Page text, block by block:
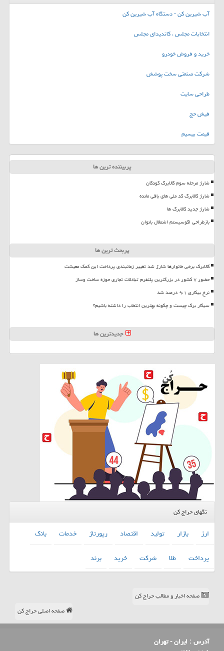
آب شیرین کن - دستگاه آب شیرین کن
انتخابات مجلس ، کاندیدای مجلس
خرید و فروش خودرو
شرکت صنعتی سخت پوشش
طراحی سایت
فیش حج
قیمت بیسیم
پربیننده ترین ها
شارژ مرحله سوم کالابرگ کودکان
شارژ کالابرگ کد ملی های باقی مانده
شارژ جدید کالابرگ ها
بازطراحی اکوسیستم اشتغال بانوان
پربحث ترین ها
کالابرگ برخی خانوارها شارژ شد تغییر زمانبندی پرداخت این کمک معیشت
حضور ۷ کشور در بزرگترین پلتفرم تبادلات تجاری حوزه ساخت وساز
نرخ بیکاری ۹،۱ درصد شد
سیگار برگ چیست و چگونه بهترین انتخاب را داشته باشیم؟
جدیدترین ها
تگهای حراج کن
ارز بازار تولید اقتصاد رپورتاژ خدمات
بانك
پرداخت
طلا شركت خرید برند
صفحه اخبار و مطالب حراج کن
صفحه اصلی حراج کن
آدرس : ایران - تهران